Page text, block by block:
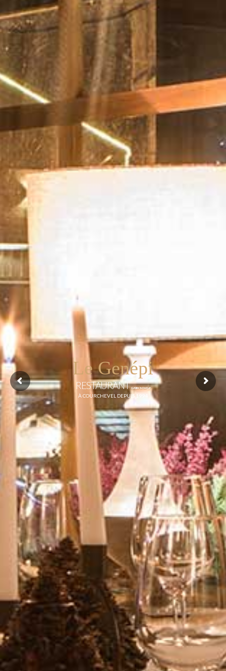
Le Genépi
RESTAURANTGASTRONOMIQUE
À COURCHEVEL DEPUIS 1994